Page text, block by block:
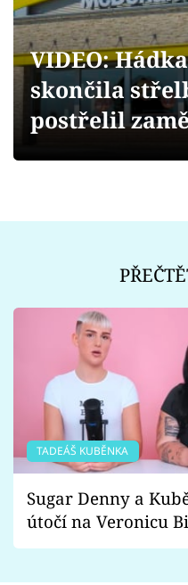
Videa
Sledujte prima+
VIDEO:
skončila
postřelil
TADEÁŠ KUBĚNKA
Sugar Denny a
útočí na Veronicu
Proč je podle nich